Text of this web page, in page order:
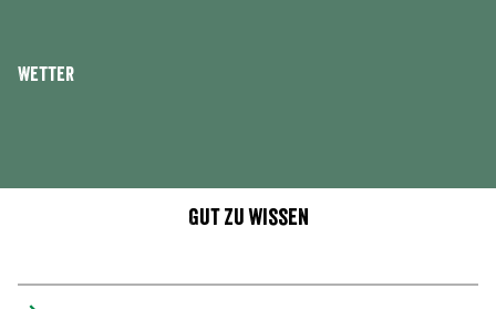
Wetter
Gut zu wissen